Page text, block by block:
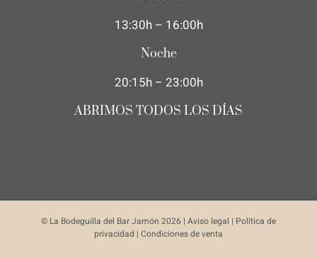
13:30h – 16:00h
Noche
20:15h – 23:00h
ABRIMOS TODOS LOS DÍAS
© La Bodeguilla del Bar Jamón 2026 | Aviso legal | Política de
privacidad | Condiciones de venta